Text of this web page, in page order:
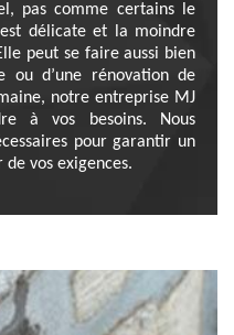
pas comme certains le
délicate et la moindre
peut se faire aussi bien
ou d’une rénovation de
notre entreprise MJ
à vos besoins. Nous
pour garantir un
vos exigences.